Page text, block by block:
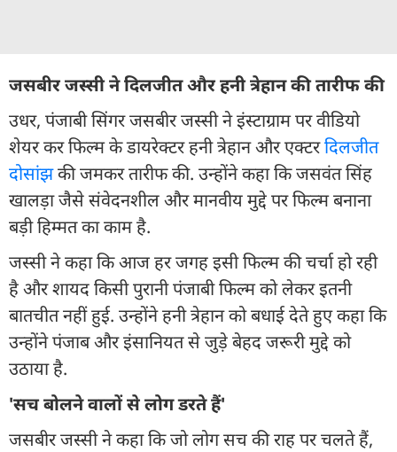
जसबीर जस्सी ने दिलजीत और हनी त्रेहान की तारीफ की
उधर, पंजाबी सिंगर जसबीर जस्सी ने इंस्टाग्राम पर वीडियो
शेयर कर फिल्म के डायरेक्टर हनी त्रेहान और एक्टरदिलजीत
दोसांझकी जमकर तारीफ की. उन्होंने कहा कि जसवंत सिंह
खालड़ा जैसे संवेदनशील और मानवीय मुद्दे पर फिल्म बनाना
बड़ी हिम्मत का काम है.
जस्सी ने कहा कि आज हर जगह इसी फिल्म की चर्चा हो रही
है और शायद किसी पुरानी पंजाबी फिल्म को लेकर इतनी
बातचीत नहीं हुई. उन्होंने हनी त्रेहान को बधाई देते हुए कहा कि
उन्होंने पंजाब और इंसानियत से जुड़े बेहद जरूरी मुद्दे को
उठाया है.
'सच बोलने वालों से लोग डरते हैं'
जसबीर जस्सी ने कहा कि जो लोग सच की राह पर चलते हैं,